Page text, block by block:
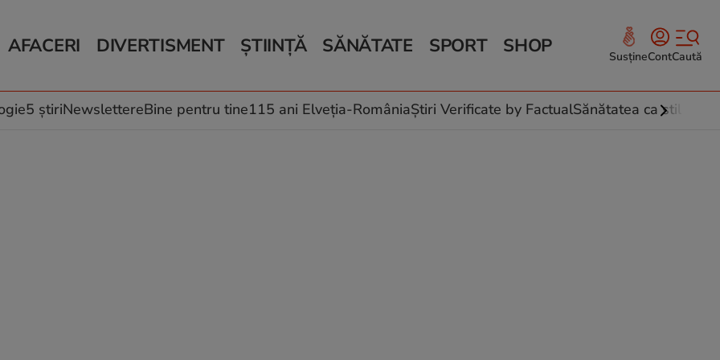
AFACERI
Auto
Locuri de muncă
DIVERTISMENT
Horoscop
Muzică și Filme
ȘTIINȚĂ
Schimbări climatice
SĂNĂTATE
Relații
Rețete culinare
SPORT SHOP SusțineContCaută
5 știriNewslettereBine pentru tine115 ani Elveția-RomâniaȘtiri Verificate by FactualSănătatea ca stil de